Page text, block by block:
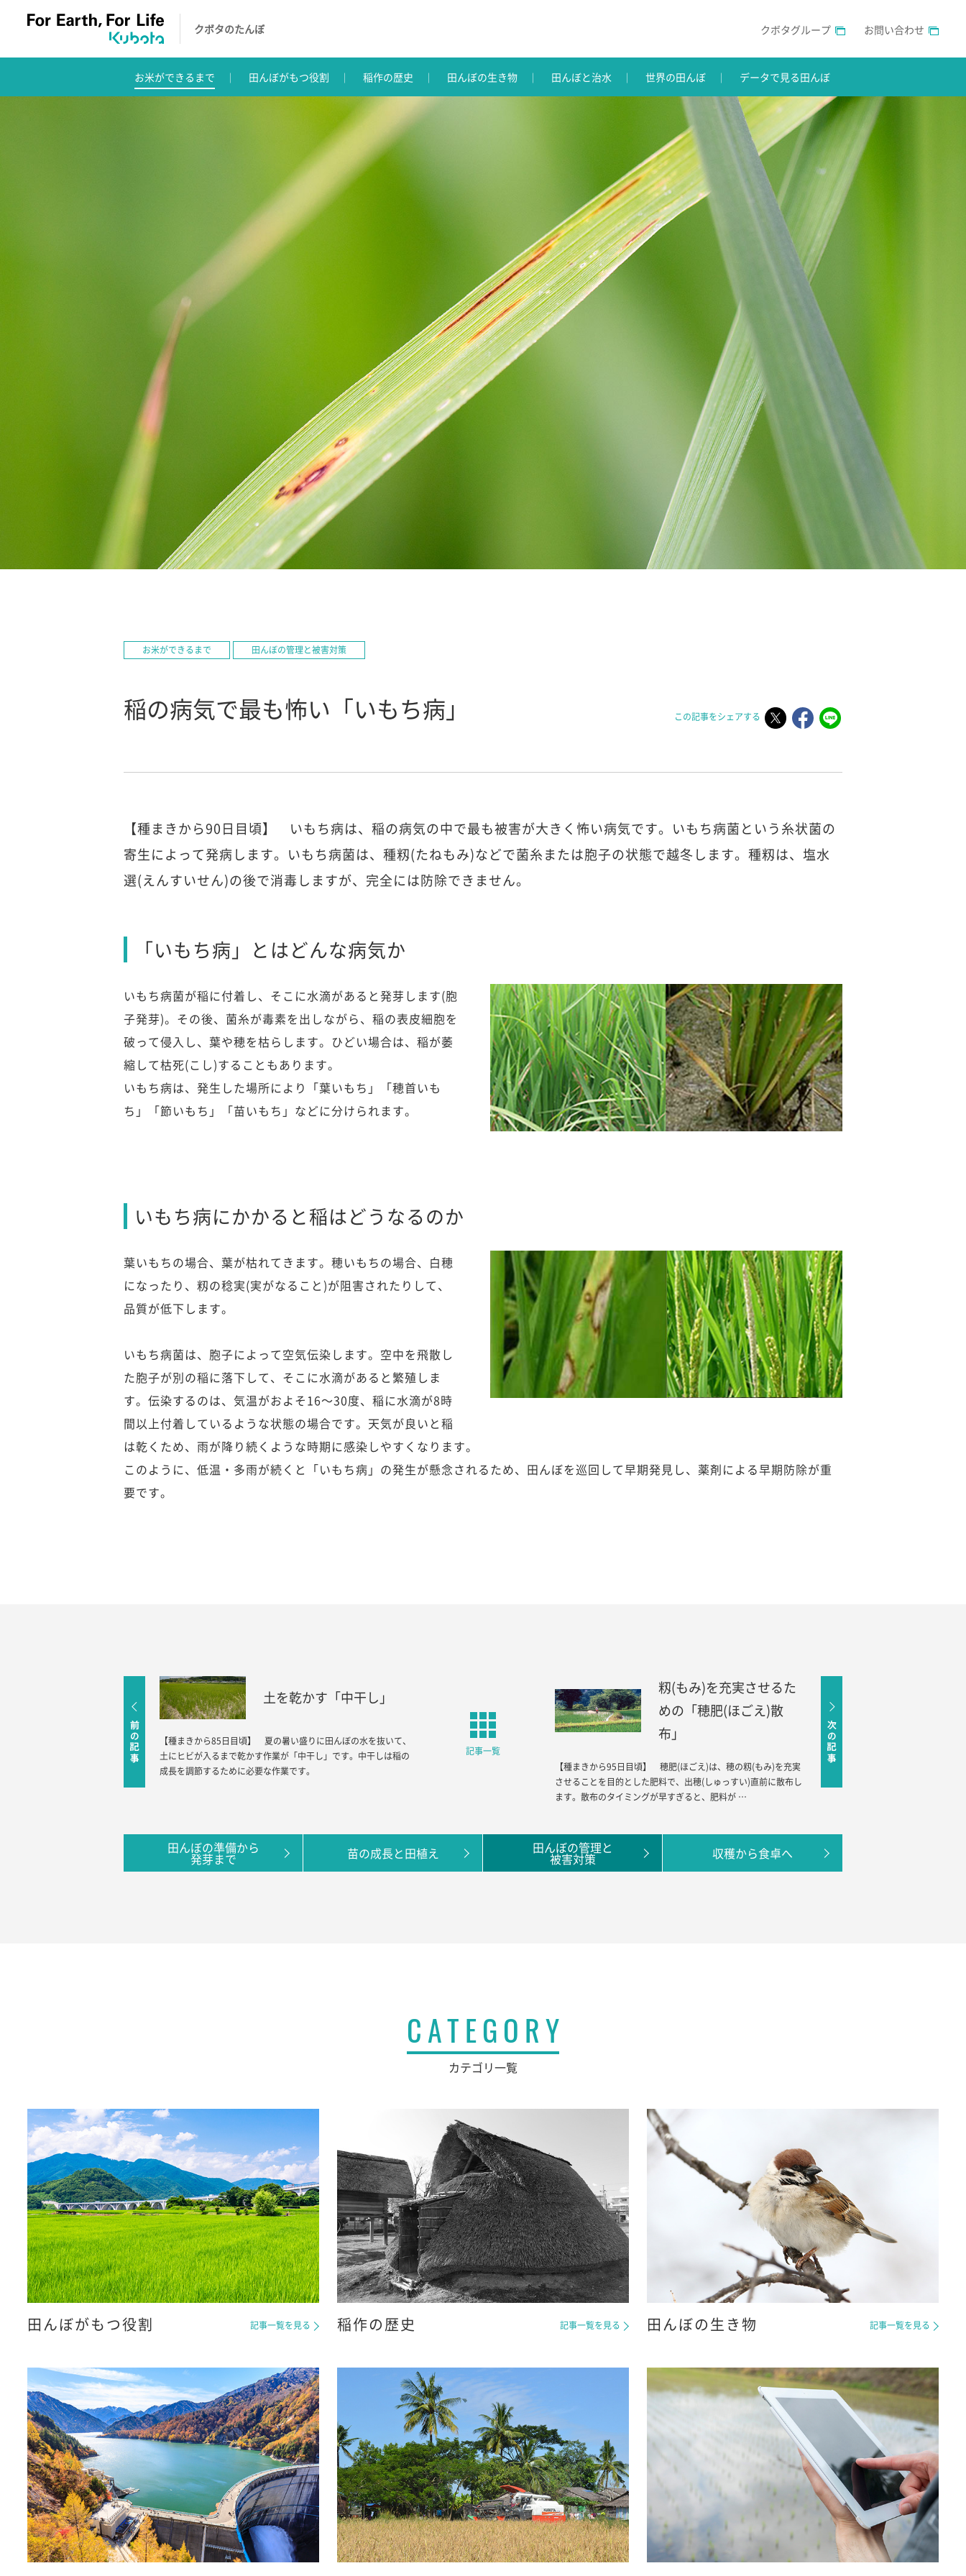
クボタのたんぼ クボタグループ お問い合わせ
お米ができるまで 田んぼがもつ役割 稲作の歴史 田んぼの生き物 田んぼと治水 世界の田んぼ データで見る田んぼ
お米ができるまで 田んぼの管理と被害対策
稲の病気で最も怖い「いもち病」 この記事をシェアする
【種まきから90日目頃】 いもち病は、稲の病気の中で最も被害が大きく怖い病気です。いもち病菌という糸状菌の
寄生によって発病します。いもち病菌は、種籾(たねもみ)などで菌糸または胞子の状態で越冬します。種籾は、塩水
選(えんすいせん)の後で消毒しますが、完全には防除できません。
「いもち病」とはどんな病気か
いもち病菌が稲に付着し、そこに水滴があると発芽します(胞
子発芽)。その後、菌糸が毒素を出しながら、稲の表皮細胞を
破って侵入し、葉や穂を枯らします。ひどい場合は、稲が萎
縮して枯死(こし)することもあります。
いもち病は、発生した場所により「葉いもち」「穂首いも
ち」「節いもち」「苗いもち」などに分けられます。
いもち病にかかると稲はどうなるのか
葉いもちの場合、葉が枯れてきます。穂いもちの場合、白穂
になったり、籾の稔実(実がなること)が阻害されたりして、
品質が低下します。
いもち病菌は、胞子によって空気伝染します。空中を飛散し
た胞子が別の稲に落下して、そこに水滴があると繁殖しま
す。伝染するのは、気温がおよそ16～30度、稲に水滴が8時
間以上付着しているような状態の場合です。天気が良いと稲
は乾くため、雨が降り続くような時期に感染しやすくなります。
このように、低温・多雨が続くと「いもち病」の発生が懸念されるため、田んぼを巡回して早期発見し、薬剤による早期防除が重
要です。
土を乾かす「中干し」
【種まきから85日目頃】 夏の暑い盛りに田んぼの水を抜いて、
土にヒビが入るまで乾かす作業が「中干し」です。中干しは稲の
成長を調節するために必要な作業です。
記事一覧
籾(もみ)を充実させるた
めの「穂肥(ほごえ)散
布」
【種まきから95日目頃】 穂肥(ほごえ)は、穂の籾(もみ)を充実
させることを目的とした肥料で、出穂(しゅっすい)直前に散布し
ます。散布のタイミングが早すぎると、肥料が …
田んぼの準備から
発芽まで 苗の成長と田植え 田んぼの管理と
被害対策 収穫から食卓へ
CATEGORY
カテゴリ一覧
田んぼがもつ役割 記事一覧を見る 稲作の歴史 記事一覧を見る 田んぼの生き物 記事一覧を見る